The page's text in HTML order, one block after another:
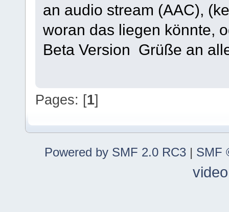
an audio stream (AAC),
woran das liegen könnte,
Beta Version Grüße an
Pages: [1]
Powered by SMF 2.0 RC3 | SMF